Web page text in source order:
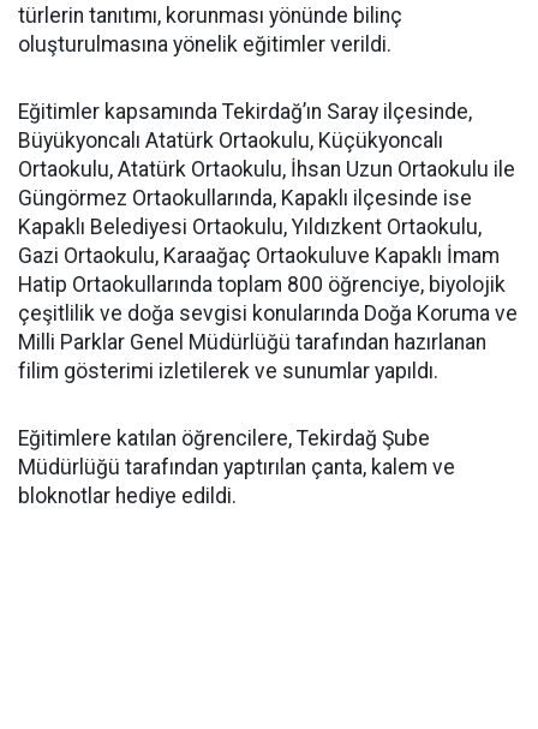
türlerin tanıtımı, korunması yönünde bilinç
oluşturulmasına yönelik eğitimler verildi.
Eğitimler kapsamında Tekirdağ’ın Saray ilçesinde,
Büyükyoncalı Atatürk Ortaokulu, Küçükyoncalı
Ortaokulu, Atatürk Ortaokulu, İhsan Uzun Ortaokulu ile
Güngörmez Ortaokullarında, Kapaklı ilçesinde ise
Kapaklı Belediyesi Ortaokulu, Yıldızkent Ortaokulu,
Gazi Ortaokulu, Karaağaç Ortaokuluve Kapaklı İmam
Hatip Ortaokullarında toplam 800 öğrenciye, biyolojik
çeşitlilik ve doğa sevgisi konularında Doğa Koruma ve
Milli Parklar Genel Müdürlüğü tarafından hazırlanan
filim gösterimi izletilerek ve sunumlar yapıldı.
Eğitimlere katılan öğrencilere, Tekirdağ Şube
Müdürlüğü tarafından yaptırılan çanta, kalem ve
bloknotlar hediye edildi.